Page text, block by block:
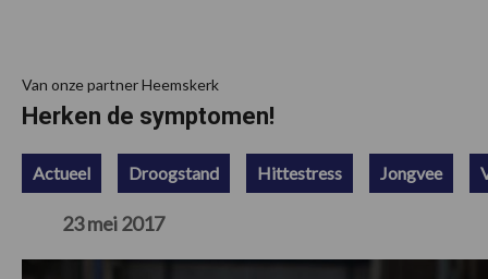
Van onze partner Heemskerk
Herken de symptomen!
Actueel Droogstand Hittestress Jongvee
23 mei 2017